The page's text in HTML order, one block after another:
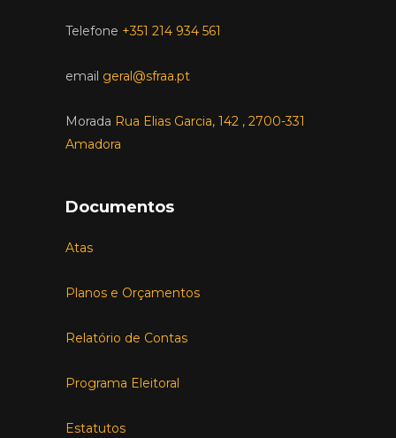
Telefone +351 214 934 561
email geral@sfraa.pt
Morada Rua Elias Garcia, 142 , 2700-331
Amadora
Documentos
Atas
Planos e Orçamentos
Relatório de Contas
Programa Eleitoral
Estatutos